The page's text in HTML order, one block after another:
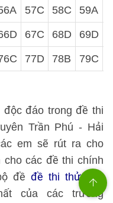
57C 58C 59A
67C 68D 69D
77D 78B 79C
độc đáo trong đề thi
Trần Phú - Hải
em sẽ rút ra cho
cho các đề thi chính
đề đề thi thử thpt
của các trường